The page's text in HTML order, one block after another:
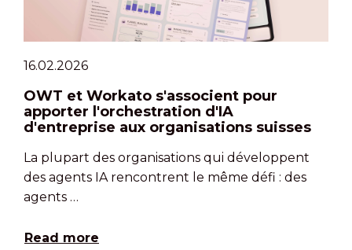
16.02.2026
OWT et Workato s'associent pour
apporter l'orchestration d'IA
d'entreprise aux organisations suisses
La plupart des organisations qui développent
des agents IA rencontrent le même défi : des
agents …
Read more